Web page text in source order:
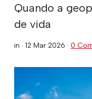
Quando a
de vida
in · 12 Mar 2026 · 0